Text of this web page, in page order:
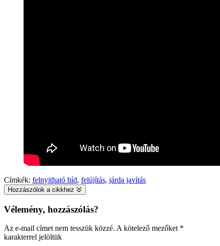
Címkék: felnyitható híd, felújítás, járda javítás
Hozzászólok a cikkhez
Vélemény, hozzászólás?
Az e-mail címet nem tesszük közzé. A kötelező mezőket *
karakterrel jelöltük